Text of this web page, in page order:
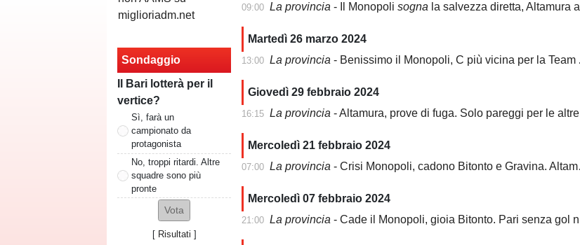
Sondaggio
Il Bari lotterà per il
vertice?
Sì, farà un
campionato da
protagonista
No, troppi ritardi. Altre
squadre sono più
pronte
[ Risultati ]
09:00 La provincia - Il Monopolisogna la salvezza diretta, Altamura aspetta la C
Martedì 26 marzo 2024
13:00 La provincia - Benissimo il Monopoli, C più vicina per la Team Altamura. Bitonto, squadra aggredita
Giovedì 29 febbraio 2024
16:15 La provincia - Altamura, prove di fuga. Solo pareggi per le altre squadre
Mercoledì 21 febbraio 2024
07:00 La provincia - Crisi Monopoli, cadono Bitonto e Gravina. Altamura, è ancora
Mercoledì 07 febbraio 2024
21:00 La provincia - Cade il Monopoli, gioia Bitonto. Pari senza gol nel derby della Murgia